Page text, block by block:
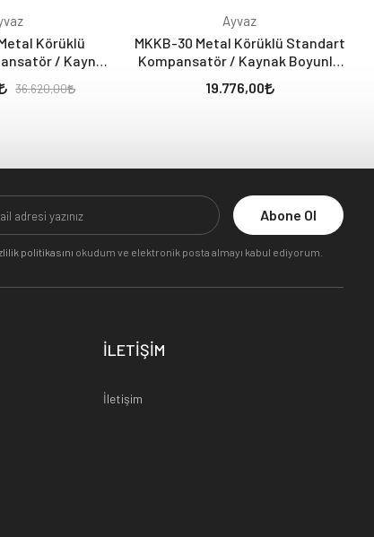
Körüklü
/ Kaynak
- Laynerli)
36.620,00
Ayvaz
MKKB-30 Metal Körüklü Standart
Kompansatör / Kaynak Boyunlu
(30 mm - Laynersiz)
19.776,00
Abone Ol
politikasını okudum ve elektronik posta almayı kabul ediyorum.
İLETİŞİM
İletişim